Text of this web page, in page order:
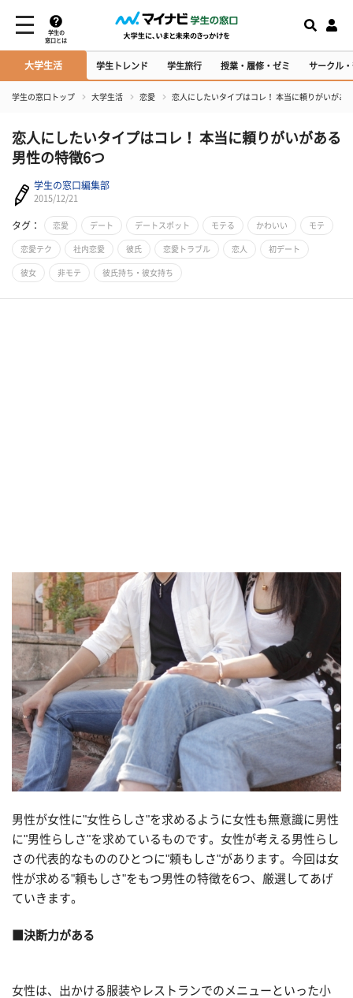
学生の
窓口とは
大学生活 学生トレンド 学生旅行 授業・履修・ゼミ サークル
学生の窓口トップ 大学生活 恋愛 恋人にしたいタイプはコレ！ 本当に頼りがいがあ
恋人にしたいタイプはコレ！ 本当に頼りがいがある
男性の特徴6つ
学生の窓口編集部
2015/12/21
タグ： 恋愛 デート デートスポット モテる かわいい モテ
恋愛テク 社内恋愛 彼氏 恋愛トラブル 恋人 初デート
彼女 非モテ 彼氏持ち・彼女持ち
男性が女性に"女性らしさ"を求めるように女性も無意識に男性
に"男性らしさ"を求めているものです。女性が考える男性らし
さの代表的なもののひとつに"頼もしさ"があります。今回は女
性が求める"頼もしさ"をもつ男性の特徴を6つ、厳選してあげ
ていきます。
■決断力がある
女性は、出かける服装やレストランでのメニューといった小